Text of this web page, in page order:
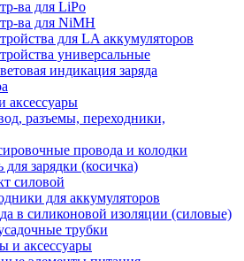
ва для LiPo
ва для NiMH
для LA аккумуляторов
универсальные
индикация заряда
аксессуары
разъемы, переходники,
провода и колодки
для зарядки (косичка)
силовой
для аккумуляторов
в силиконовой изоляции (силовые)
трубки
и аксессуары